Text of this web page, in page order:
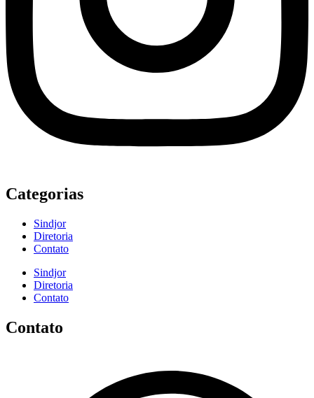
Categorias
Sindjor
Diretoria
Contato
Sindjor
Diretoria
Contato
Contato